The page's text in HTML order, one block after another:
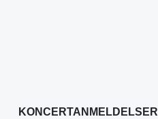
KONCERTANMELDELSER